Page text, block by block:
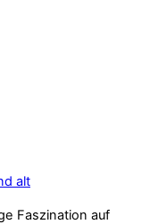
alt
Faszination auf